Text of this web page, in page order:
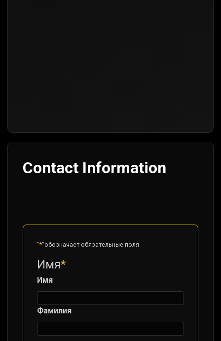
Contact Information
"*"обозначает обязательные поля
Имя*
Имя
Фамилия